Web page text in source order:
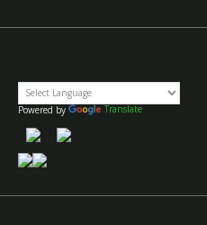
Powered by Translate